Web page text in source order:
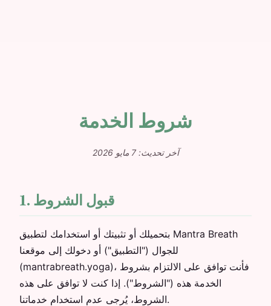
شروط الخدمة
آخر تحديث: 7 مايو 2026
1. قبول الشروط
بتحميلك أو تثبيتك أو استخدامك لتطبيق Mantra Breath
للجوال ("التطبيق") أو دخولك إلى موقعنا
(mantrabreath.yoga)، فأنت توافق على الالتزام بشروط
الخدمة هذه ("الشروط"). إذا كنت لا توافق على هذه
الشروط، يُرجى عدم استخدام خدماتنا.